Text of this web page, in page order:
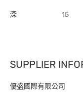
深 15
SUPPLIER
優盛國際有限公司